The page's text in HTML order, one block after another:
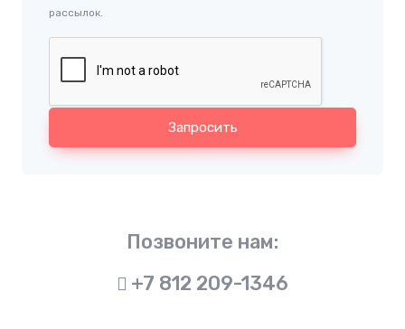
рассылок.
Запросить
Позвоните нам:
+7 812 209-1346